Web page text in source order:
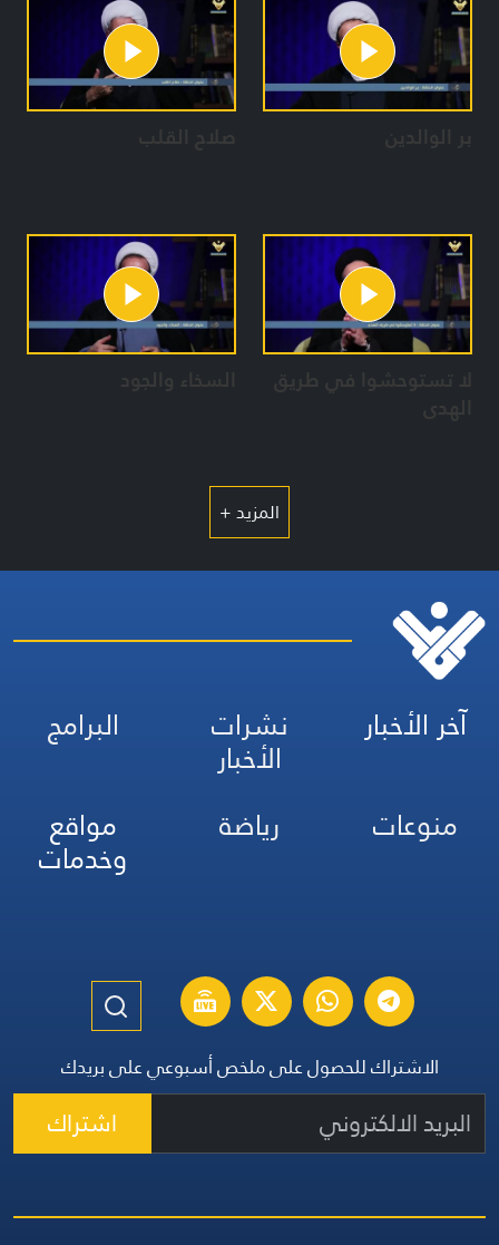
بر الوالدين صلاح القلب
لا تستوحشوا في طريق
الهدى
السخاء والجود
المزيد +
آخر الأخبار نشرات
الأخبار
البرامج
منوعات
رياضة مواقع
وخدمات
الاشتراك للحصول على ملخص أسبوعي على بريدك
اشتراك